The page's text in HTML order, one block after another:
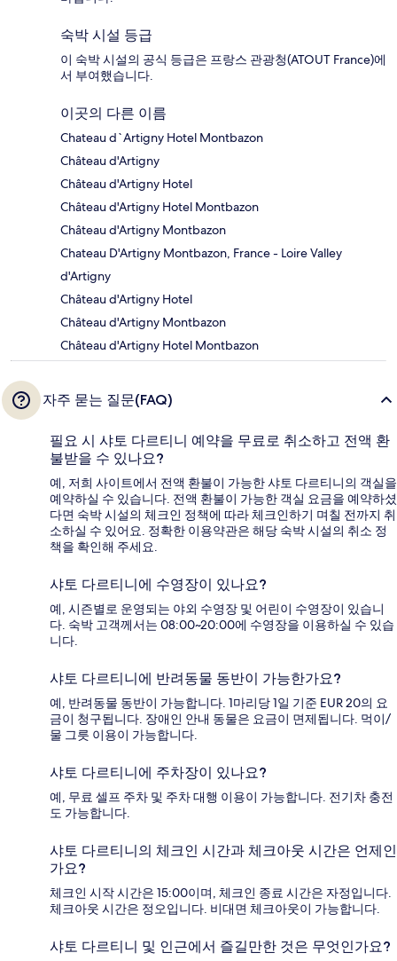
숙박 시설 등급
이 숙박 시설의 공식 등급은 프랑스 관광청(ATOUT France)에
서 부여했습니다.
이곳의 다른 이름
Chateau d`Artigny Hotel Montbazon
Château d'Artigny
Château d'Artigny Hotel
Château d'Artigny Hotel Montbazon
Château d'Artigny Montbazon
Chateau D'Artigny Montbazon, France - Loire Valley
d'Artigny
Château d'Artigny Hotel
Château d'Artigny Montbazon
Château d'Artigny Hotel Montbazon
자주 묻는 질문(FAQ)
필요 시 샤토 다르티니 예약을 무료로 취소하고 전액 환
불받을 수 있나요?
예, 저희 사이트에서 전액 환불이 가능한 샤토 다르티니의 객실을
예약하실 수 있습니다. 전액 환불이 가능한 객실 요금을 예약하셨
다면 숙박 시설의 체크인 정책에 따라 체크인하기 며칠 전까지 취
소하실 수 있어요. 정확한 이용약관은 해당 숙박 시설의 취소 정
책을 확인해 주세요.
샤토 다르티니에 수영장이 있나요?
예, 시즌별로 운영되는 야외 수영장 및 어린이 수영장이 있습니
다. 숙박 고객께서는 08:00~20:00에 수영장을 이용하실 수 있습
니다.
샤토 다르티니에 반려동물 동반이 가능한가요?
예, 반려동물 동반이 가능합니다. 1마리당 1일 기준 EUR 20의 요
금이 청구됩니다. 장애인 안내 동물은 요금이 면제됩니다. 먹이/
물 그릇 이용이 가능합니다.
샤토 다르티니에 주차장이 있나요?
예, 무료 셀프 주차 및 주차 대행 이용이 가능합니다. 전기차 충전
도 가능합니다.
샤토 다르티니의 체크인 시간과 체크아웃 시간은 언제인
가요?
체크인 시작 시간은 15:00이며, 체크인 종료 시간은 자정입니다.
체크아웃 시간은 정오입니다. 비대면 체크아웃이 가능합니다.
샤토 다르티니 및 인근에서 즐길만한 것은 무엇인가요?